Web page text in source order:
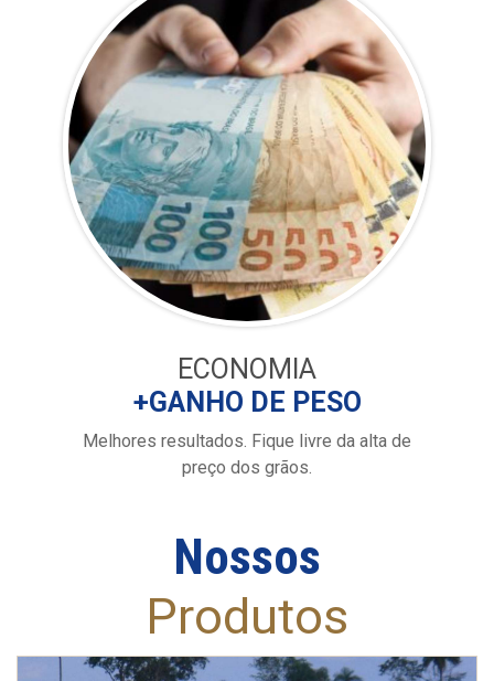
ECONOMIA
+GANHO DE PESO
Melhores resultados. Fique livre da alta de
preço dos grãos.
Nossos
Produtos